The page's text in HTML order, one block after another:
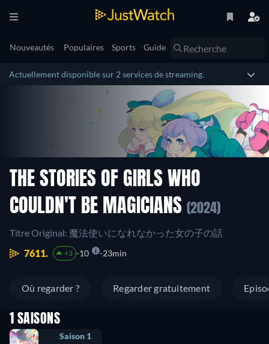
Nouveautés Populaires Sports Guide
Actuellement disponible sur 2 services de streaming.
THE STORIES OF GIRLS WHO
COULDN'T BE MAGICIANS (2024)
Titre Original: 魔法使いになれなかった女の子の話
7611.
+3 10 23min
Où regarder ? Regarder gratuitement
1 SAISONS
Saison 1